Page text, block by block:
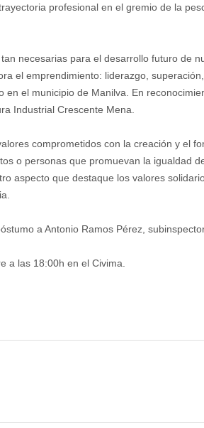
profesional en el gremio de la
necesarias para el desarrollo futuro de
el emprendimiento: liderazgo,
el municipio de Manilva. En
Industrial Crescente Mena.
comprometidos con la creación y el
o personas que promuevan la igualdad
aspecto que destaque los valores
a Antonio Ramos Pérez,
a las 18:00h en el Civima.